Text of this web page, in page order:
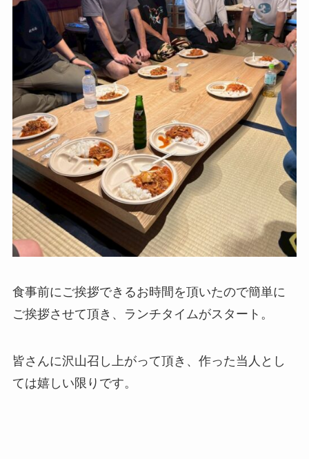
食事前にご挨拶できるお時間を頂いたので簡単に
ご挨拶させて頂き、ランチタイムがスタート。
皆さんに沢山召し上がって頂き、作った当人とし
ては嬉しい限りです。